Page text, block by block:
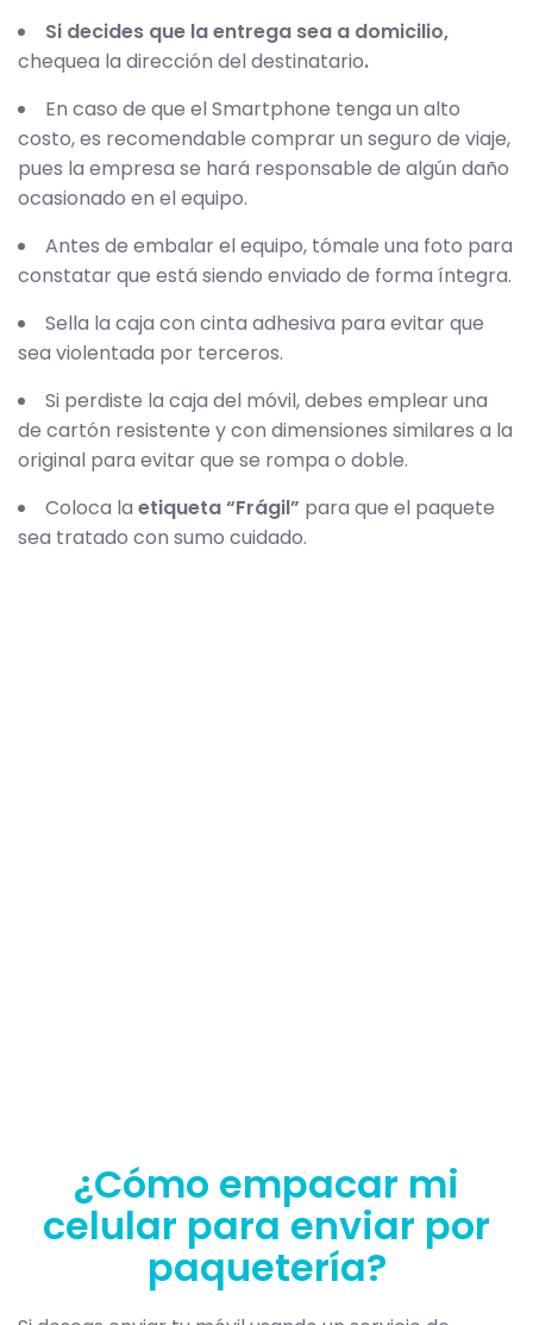
Si decides que la entrega sea a domicilio,
chequea la dirección del destinatario.
En caso de que el Smartphone tenga un alto
costo, es recomendable comprar un seguro de viaje,
pues la empresa se hará responsable de algún daño
ocasionado en el equipo.
Antes de embalar el equipo, tómale una foto para
constatar que está siendo enviado de forma íntegra.
Sella la caja con cinta adhesiva para evitar que
sea violentada por terceros.
Si perdiste la caja del móvil, debes emplear una
de cartón resistente y con dimensiones similares a la
original para evitar que se rompa o doble.
Coloca la etiqueta “Frágil” para que el paquete
sea tratado con sumo cuidado.
¿Cómo empacar mi
celular para enviar por
paquetería?